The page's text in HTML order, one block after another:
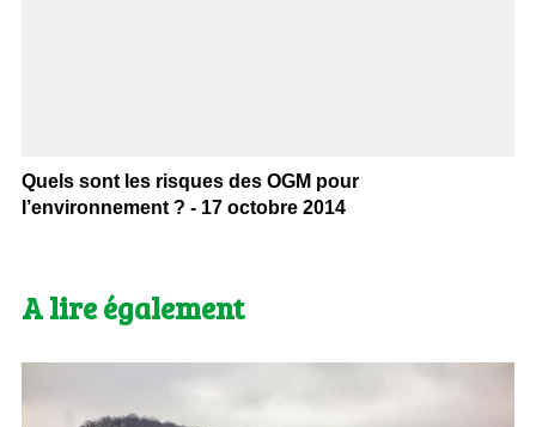
Quels sont les risques des OGM pour
l’environnement ? - 17 octobre 2014
A lire également